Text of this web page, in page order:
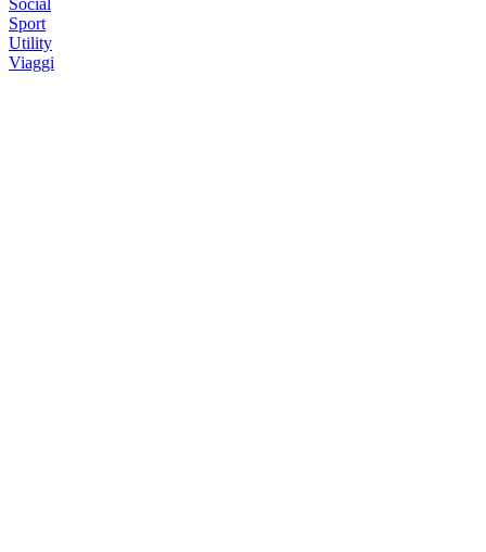
Social
Sport
Utility
Viaggi